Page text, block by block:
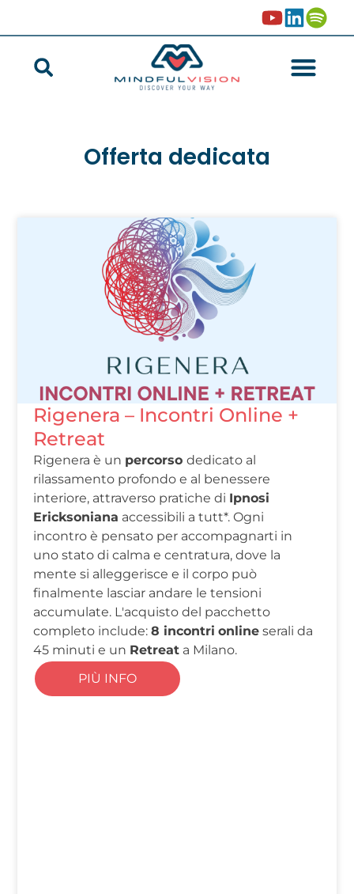
Offerta dedicata
Rigenera – Incontri Online +
Retreat
Rigenera è un percorsodedicato al
rilassamento profondo e al benessere
interiore, attraverso pratiche di Ipnosi
Ericksoniana accessibili a tutt*. Ogni
incontro è pensato per accompagnarti in
uno stato di calma e centratura, dove la
mente si alleggerisce e il corpo può
finalmente lasciar andare le tensioni
accumulate. L'acquisto del pacchetto
completo include:8 incontri online serali da
45 minuti e un Retreat a Milano.
PIÙ INFO